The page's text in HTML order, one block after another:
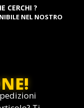
CERCHI ?
NEL NOSTRO